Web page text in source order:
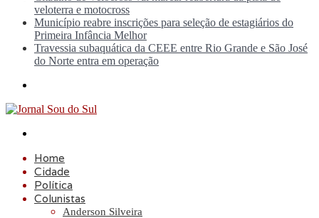
veloterra e motocross
Município reabre inscrições para seleção de estagiários do
Primeira Infância Melhor
Travessia subaquática da CEEE entre Rio Grande e São José
do Norte entra em operação
Home
Cidade
Política
Colunistas
Anderson Silveira